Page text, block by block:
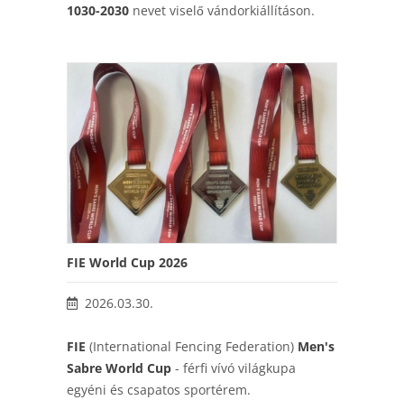
1030-2030 nevet viselő vándorkiállításon.
FIE World Cup 2026
2026.03.30.
FIE (International Fencing Federation) Men's
Sabre World Cup - férfi vívó világkupa
egyéni és csapatos sportérem.